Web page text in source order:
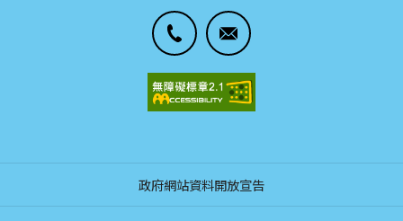
政府網站資料開放宣告